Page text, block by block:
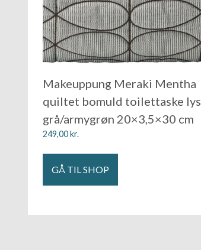
Makeuppung Meraki Mentha
quiltet bomuld toilettaske lys
grå/armygrøn 20×3,5×30 cm
249,00kr.
GÅ TIL SHOP